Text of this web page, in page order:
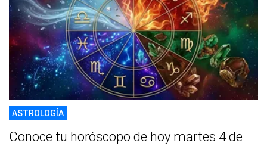
ASTROLOGÍA
Conoce tu horóscopo de hoy martes 4 de